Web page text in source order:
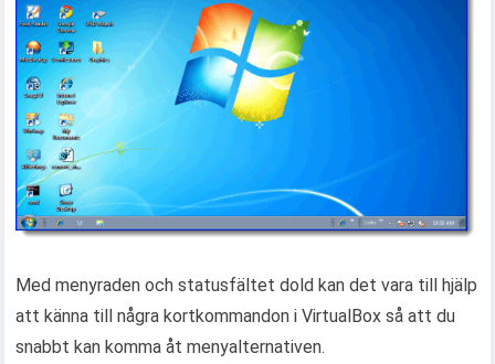
Med menyraden och statusfältet dold kan det vara till hjälp
att känna till några kortkommandon i VirtualBox så att du
snabbt kan komma åt menyalternativen.